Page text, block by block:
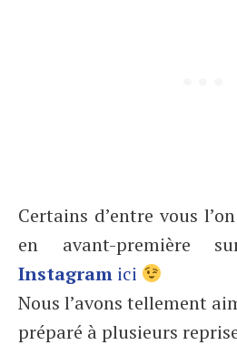
Certains d’entre vous
en avant-première
Instagram ici
Nous l’avons tellement
préparé à plusieurs